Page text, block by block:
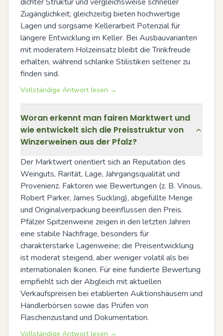
Zugänglichkeit; gleichzeitig bieten hochwertige
Lagen und sorgsame Kellerarbeit Potenzial für
längere Entwicklung im Keller. Bei Ausbauvarianten
mit moderatem Holzeinsatz bleibt die Trinkfreude
erhalten, während schlanke Stilistiken seltener zu
finden sind.
Vollständige Antwort lesen →
Woran erkennt man fairen Marktwert und
wie entwickelt sich die Preisstruktur von
Winzerweinen aus der Pfalz?
Der Marktwert orientiert sich an Reputation des
Weinguts, Rarität, Lage, Jahrgangsqualität und
Provenienz. Faktoren wie Bewertungen (z. B. Vinous,
Robert Parker, James Suckling), abgefüllte Menge
und Originalverpackung beeinflussen den Preis.
Pfälzer Spitzenweine zeigen in den letzten Jahren
eine stabile Nachfrage, besonders für
charakterstarke Lagenweine; die Preisentwicklung
ist moderat steigend, aber weniger volatil als bei
internationalen Ikonen. Für eine fundierte Bewertung
empfiehlt sich der Abgleich mit aktuellen
Verkaufspreisen bei etablierten Auktionshäusern und
Händlerbörsen sowie das Prüfen von
Flaschenzustand und Dokumentation.
Vollständige Antwort lesen →